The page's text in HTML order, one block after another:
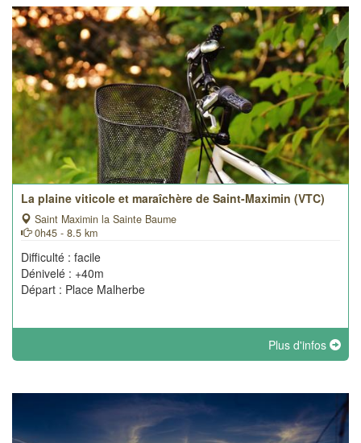
La plaine viticole et maraîchère de Saint-Maximin (VTC)
Saint Maximin la Sainte Baume
0h45 - 8.5 km
Difficulté : facile
Dénivelé : +40m
Départ : Place Malherbe
Plus d'infos